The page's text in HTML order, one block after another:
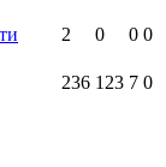
2 0 0 0
236 123 7 0